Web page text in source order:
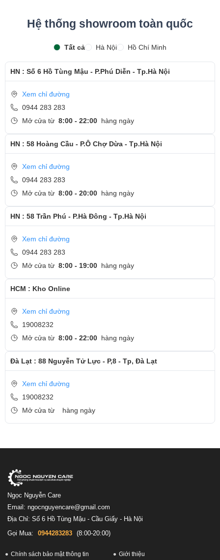
Hệ thống showroom toàn quốc
Tất cả Hà Nội Hồ Chí Minh
HN : Số 6 Hồ Tùng Mậu - P.Phú Diễn - Tp.Hà Nội
Xem chỉ đường
0944 283 283
Mở cửa từ 8:00 - 22:00 hàng ngày
HN : 58 Hoàng Cầu - P.Ô Chợ Dừa - Tp.Hà Nội
Xem chỉ đường
0944 283 283
Mở cửa từ 8:00 - 20:00 hàng ngày
HN : 58 Trần Phú - P.Hà Đông - Tp.Hà Nội
Xem chỉ đường
0944 283 283
Mở cửa từ 8:00 - 19:00 hàng ngày
HCM : Kho Online
Xem chỉ đường
19008232
Mở cửa từ 8:00 - 22:00 hàng ngày
Đà Lạt : 88 Nguyễn Tử Lực - P,8 - Tp, Đà Lạt
Xem chỉ đường
19008232
Mở cửa từ
hàng ngày
Ngọc Nguyễn Care
Email: ngocnguyencare@gmail.com
Địa Chỉ: Số 6 Hồ Tùng Mậu - Cầu Giấy - Hà Nội
Gọi Mua:
0944283283 (8:00-20:00)
Chính sách bảo mật thông tin Giới thiệu